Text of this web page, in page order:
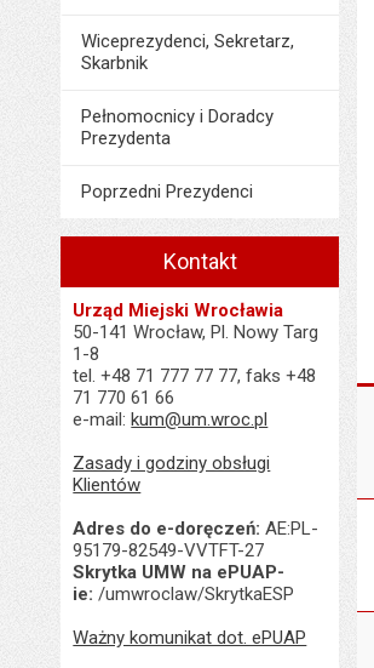
Wiceprezydenci, Sekretarz,
Skarbnik
Pełnomocnicy i Doradcy
Prezydenta
Poprzedni Prezydenci
Kontakt
Urząd Miejski Wrocławia
50-141 Wrocław, Pl. Nowy Targ
1-8
tel. +48 71 777 77 77, faks +48
71 770 61 66
e-mail:kum@um.wroc.pl
Zasady i godziny obsługi
Klientów
Adres do e-doręczeń: AE:PL-
95179-82549-VVTFT-27
Skrytka UMW na ePUAP-
ie: /umwroclaw/SkrytkaESP
Ważny komunikat dot. ePUAP